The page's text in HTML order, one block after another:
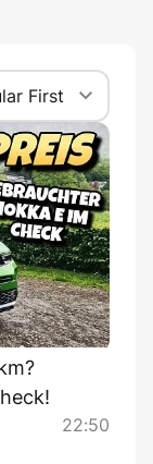
First
22:50